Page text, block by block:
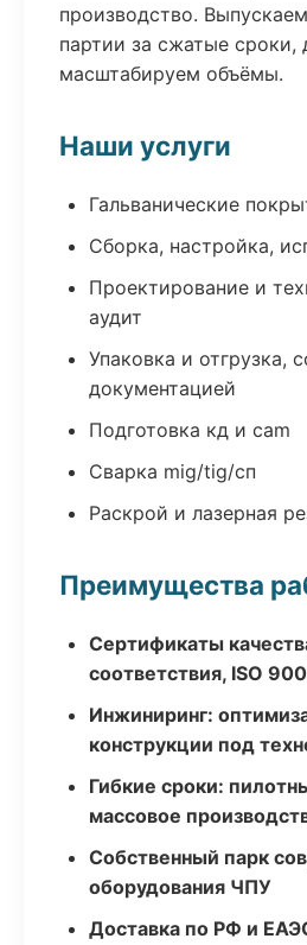
производство.
партии за сжатые сроки,
масштабируем объёмы.
Наши услуги
Гальванические
Сборка, настройка,
Проектирование и
аудит
Упаковка и отгрузка,
документацией
Подготовка кд и cam
Сварка mig/tig/сп
Раскрой и лазерная
Преимущества
Сертификаты
соответствия, ISO
Инжиниринг:
конструкции под
Гибкие сроки:
массовое
Собственный парк
оборудования ЧПУ
Доставка по РФ и